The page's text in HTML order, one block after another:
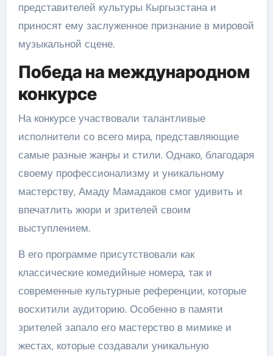
представителей культуры Кыргызстана и
приносят ему заслуженное признание в мировой
музыкальной сцене.
Победа на международном
конкурсе
На конкурсе участвовали талантливые
исполнители со всего мира, представляющие
самые разные жанры и стили. Однако, благодаря
своему профессионализму и уникальному
мастерству, Амаду Мамадаков смог удивить и
впечатлить жюри и зрителей своим
выступлением.
В его программе присутствовали как
классические комедийные номера, так и
современные культурные референции, которые
восхитили аудиторию. Особенно в памяти
зрителей запало его мастерство в мимике и
жестах, которые создавали уникальную